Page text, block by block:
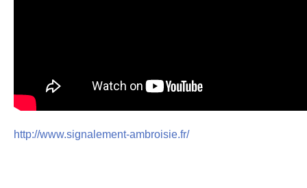
http://www.signalement-ambroisie.fr/